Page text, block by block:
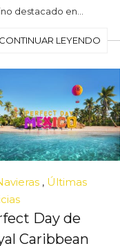
destacado en…
CONTINUAR LEYENDO
, Últimas
Day de
Caribbean